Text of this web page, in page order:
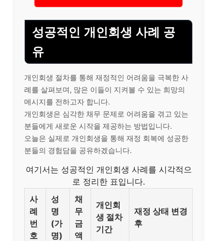
성공적인 개인회생 사례 공
유
개인회생 절차를 통해 재정적인 어려움을 극복한 사
례를 살펴보며, 많은 이들이 지켜볼 수 있는 희망의
메시지를 전하고자 합니다.
개인회생은 심각한 채무 문제로 어려움을 겪고 있는
분들에게 새로운 시작을 제공하는 방법입니다.
오늘은 실제로 개인회생을 통해 재정 회복에 성공한
분들의 경험담을 공유하겠습니다.
여기서는 성공적인 개인회생 사례를 시각적으
로 정리한 표입니다.
사
례
번
호
성
명
(가
명)
채
무
금
액
개인회
생 절차
기간
재정 상태 변경
후